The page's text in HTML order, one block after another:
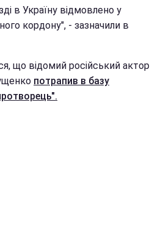
в Україну відмовлено у
кордону", - зазначили в
що відомий російський актор
потрапив в базу